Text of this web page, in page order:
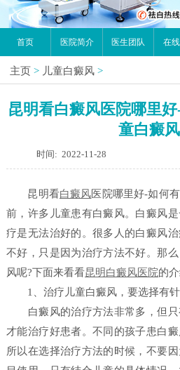
首页 医院简介 医生团队 在
主页 > 儿童白癜风 >
昆明看白癜风医院哪里
童白癜
时间: 2022-11-28
昆明看白癜风医院哪里好-如何
前，许多儿童患有白癜风。白癜风
疗是无法治好的。很多人的白癜风
不好，只是因为治疗方法不好。那
风呢?下面来看看昆明白癜风医院的介
1、治疗儿童白癜风，要选择有针
白癜风的治疗方法非常多，但只
才能治疗好患者。不同的孩子患白
所以在选择治疗方法的时候，不要